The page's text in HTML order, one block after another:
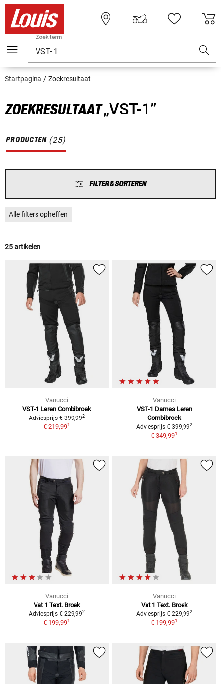
Zoekterm
Startpagina Zoekresultaat
ZOEKRESULTAAT„VST-1”
PRODUCTEN (25)
FILTER & SORTEREN
Alle filters opheffen
25 artikelen
Vanucci
VST-1 Leren Combibroek
Adviesprijs € 399,992
€ 219,991
Vanucci
VST-1 Dames Leren
Combibroek
Adviesprijs € 399,992
€ 349,991
Vanucci
Vat 1 Text. Broek
Adviesprijs € 229,992
€ 199,991
Vanucci
Vat 1 Text. Broek
Adviesprijs € 229,992
€ 199,991